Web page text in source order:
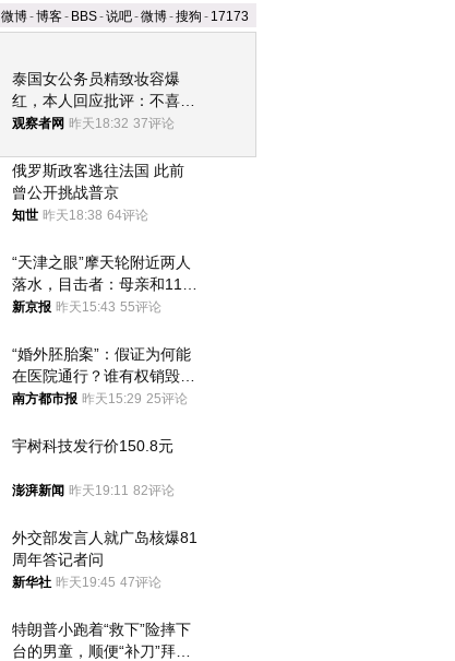
微博-博客- BBS-说吧-微博-搜狗 - 17173
泰国女公务员精致妆容爆
红，本人回应批评：不喜欢
就别看
观察者网 昨天18:32 37评论
俄罗斯政客逃往法国 此前
曾公开挑战普京
知世 昨天18:38 64评论
“天津之眼”摩天轮附近两人
落水，目击者：母亲和11岁
儿子先后被打捞上岸
新京报 昨天15:43 55评论
“婚外胚胎案”：假证为何能
在医院通行？谁有权销毁胚
胎？
南方都市报 昨天15:29 25评论
宇树科技发行价150.8元
澎湃新闻 昨天19:11 82评论
外交部发言人就广岛核爆81
周年答记者问
新华社 昨天19:45 47评论
特朗普小跑着“救下”险摔下
台的男童，顺便“补刀”拜